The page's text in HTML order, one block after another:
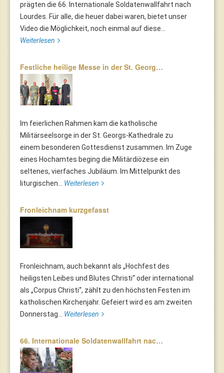
prägten die 66. Internationale Soldatenwallfahrt nach
Lourdes. Für alle, die heuer dabei waren, bietet unser
Video die Möglichkeit, noch einmal auf diese...
Weiterlesen
Festliche heilige Messe in der St. Georg…
Im feierlichen Rahmen kam die katholische
Militärseelsorge in der St. Georgs-Kathedrale zu
einem besonderen Gottesdienst zusammen. Im Zuge
eines Hochamtes beging die Militärdiözese ein
seltenes, vierfaches Jubiläum. Im Mittelpunkt des
liturgischen... Weiterlesen
Fronleichnam kurzgefasst
Fronleichnam, auch bekannt als „Hochfest des
heiligsten Leibes und Blutes Christi“ oder international
als „Corpus Christi“, zählt zu den höchsten Festen im
katholischen Kirchenjahr. Gefeiert wird es am zweiten
Donnerstag... Weiterlesen
66. Internationale Soldatenwallfahrt nac…